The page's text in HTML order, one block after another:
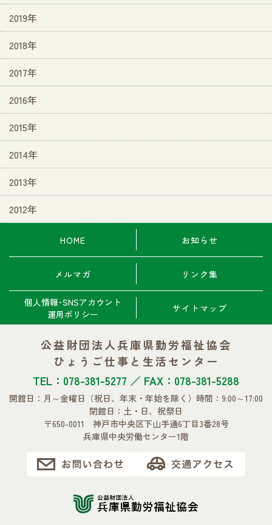
2019年
2018年
2017年
2016年
2015年
2014年
2013年
2012年
HOME お知らせ
メルマガ リンク集
個人情報･SNSアカウント
運用ポリシー
サイトマップ
公益財団法人兵庫県勤労福祉協会
ひょうご仕事と生活センター
TEL：078-381-5277 ／ FAX：078-381-5288
開館日：月～金曜日 （祝日、年末・年始を除く） 時間：9:00～17:00
閉館日：土・日、祝祭日
〒650-0011 神戸市中央区下山手通6丁目3番28号
兵庫県中央労働センター1階